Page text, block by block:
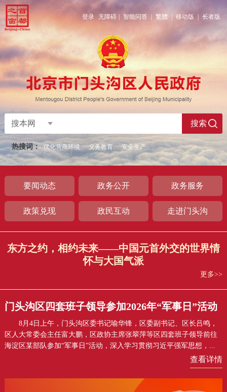
登录 | 智能问答 | 繁體 | 移动版
无障碍 | 长者版
搜本网 搜索
热搜词： 优化营商环境 义务教育 安全生产
要闻动态 政务公开 政务服务
政策兑现 政民互动 走进门头沟
东方之约，相约未来——中国元首外交的世界情
怀与大国气派
更多>>
门头沟区四套班子领导参加2026年“军事日”活动
8月4日上午，门头沟区委书记喻华锋，区委副书记、区长吕鸣，
区人大常委会主任富大鹏，区政协主席张翠萍等区四套班子领导前往
海淀区某部队参加“军事日”活动，深入学习贯彻习近平强军思想，...
查看详情